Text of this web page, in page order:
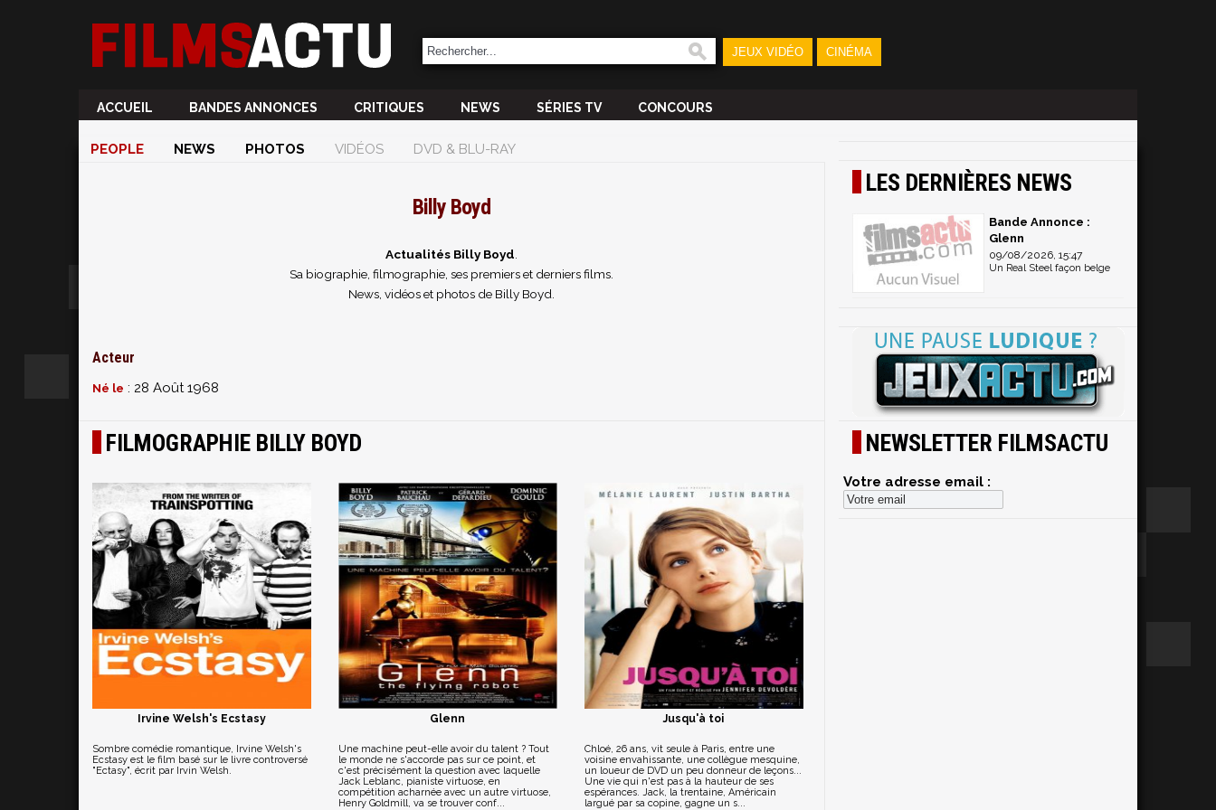
JEUX VIDÉO CINÉMA
ACCUEIL BANDES ANNONCES CRITIQUES NEWS SÉRIES TV CONCOURS
PEOPLE NEWS PHOTOS VIDÉOS DVD & BLU-RAY
Billy Boyd
Actualités Billy Boyd
Sa biographie, filmographie, ses premiers et derniers films.
News, vidéos et photos de Billy Boyd.
Acteur
Né le : 28 Août 1968
FILMOGRAPHIE BILLY BOYD
Irvine Welsh's Ecstasy
Sombre comédie romantique, Irvine Welsh's
Ecstasy est le film basé sur le livre controversé
"Ectasy", écrit par Irvin Welsh.
Glenn
Une machine peut-elle avoir du talent ? Tout
le monde ne s'accorde pas sur ce point, et
c'est précisément la question avec laquelle
Jack Leblanc, pianiste virtuose, en
compétition acharnée avec un autre virtuose,
Henry Goldmill, va se trouver conf...
Jusqu'à toi
Chloé, 26 ans, vit seule à Paris, entre une
voisine envahissante, une collègue mesquine,
un loueur de DVD un peu donneur de leçons...
Une vie qui n'est pas à la hauteur de ses
espérances. Jack, la trentaine, Américain
largué par sa copine, gagne un s...
LES DERNIÈRES NEWS
Bande Annonce :
Glenn
09/08/2026, 15:47
Un Real Steel façon belge
NEWSLETTER FILMSACTU
Votre adresse email :